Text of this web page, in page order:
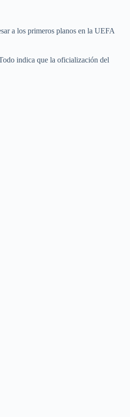
a los primeros planos en la UEFA
indica que la oficialización del